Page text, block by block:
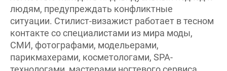
ситуации. Стилист-визажист работает в тесном
контакте со специалистами из мира моды,
СМИ, фотографами, модельерами,
парикмахерами, косметологами, SPA-
технологами, мастерами ногтевого сервиса.
Стилисту-визажисту необходимо следить за